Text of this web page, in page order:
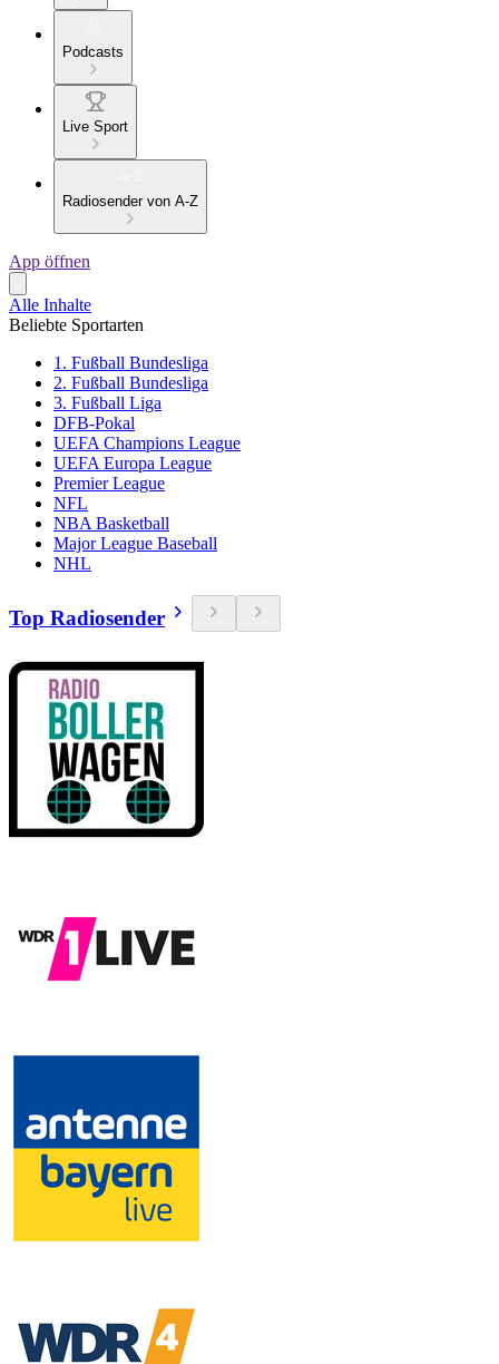
Podcasts
Live Sport
Radiosender von A-Z
App öffnen
Alle Inhalte
Beliebte Sportarten
1. Fußball Bundesliga
2. Fußball Bundesliga
3. Fußball Liga
DFB-Pokal
UEFA Champions League
UEFA Europa League
Premier League
NFL
NBA Basketball
Major League Baseball
NHL
Top Radiosender